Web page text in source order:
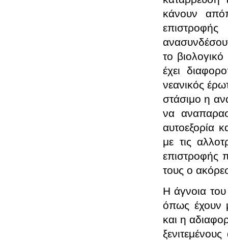
κάνουν
το
έχει
νεανικός
στάσιμο η
να
αυτοεξορία
με τις
επιστροφής
τους ο
Η άγνοια
όπως έχουν
και η